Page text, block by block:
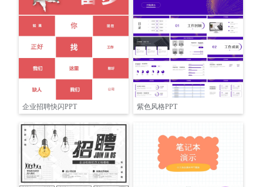
企业招聘快闪PPT 紫色风格PPT